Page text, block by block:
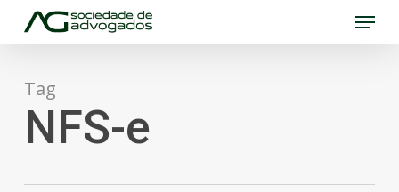
Skip
to
content
Menu
Tag
NFS-e